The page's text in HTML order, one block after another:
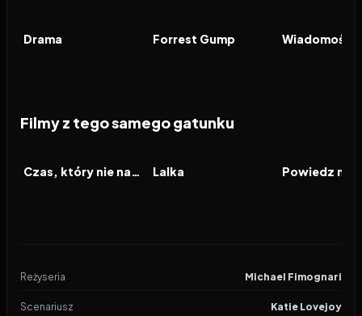
FILM
Drama FILM
Forrest Gump FILM
Filmy z tego samego gatunku
FILM Czas, który nie nadszedł FILM
Lalka FILM
Reżyseria Michael Fimognari
Scenariusz Katie Lovejoy